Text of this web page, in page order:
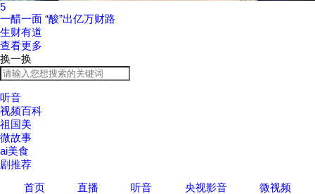
5
一醋一面 “酸”出亿万财路
生财有道
查看更多
换一换
听音
视频百科
祖国美
微故事
ai美食
剧推荐
首页
直播 听音 央视影音 微视频